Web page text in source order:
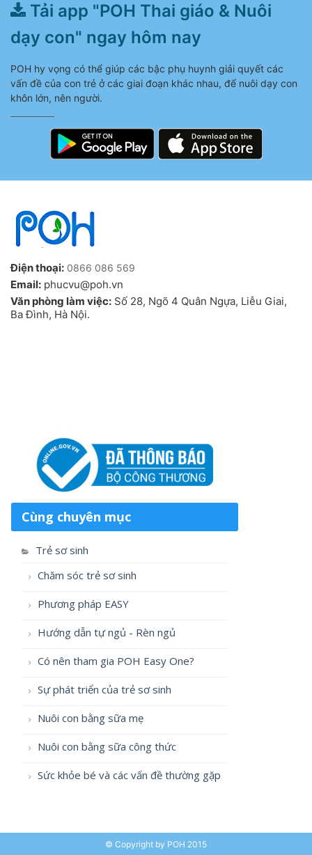
Tải app "POH Thai giáo & Nuôi
dạy con" ngay hôm nay
POH hy vọng có thể giúp các bậc phụ huynh giải quyết các
vấn đề của con trẻ ở các giai đoạn khác nhau, để nuôi dạy con
khôn lớn, nên người.
Điện thoại: 0866 086 569
Email: phucvu@poh.vn
Văn phòng làm việc: Số 28, Ngõ 4 Quân Ngựa, Liễu Giai,
Ba Đình, Hà Nội.
Cùng chuyên mục
Trẻ sơ sinh
Chăm sóc trẻ sơ sinh
Phương pháp EASY
Hướng dẫn tự ngủ - Rèn ngủ
Có nên tham gia POH Easy One?
Sự phát triển của trẻ sơ sinh
Nuôi con bằng sữa mẹ
Nuôi con bằng sữa công thức
Sức khỏe bé và các vấn đề thường gặp
© Copyright by POH 2015